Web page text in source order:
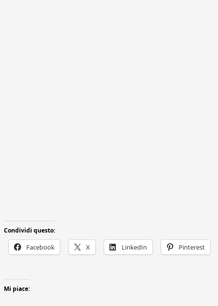
Condividi questo:
Facebook X LinkedIn Pinterest
Mi piace: